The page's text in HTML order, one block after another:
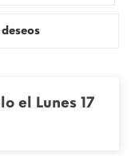
el Lunes 17